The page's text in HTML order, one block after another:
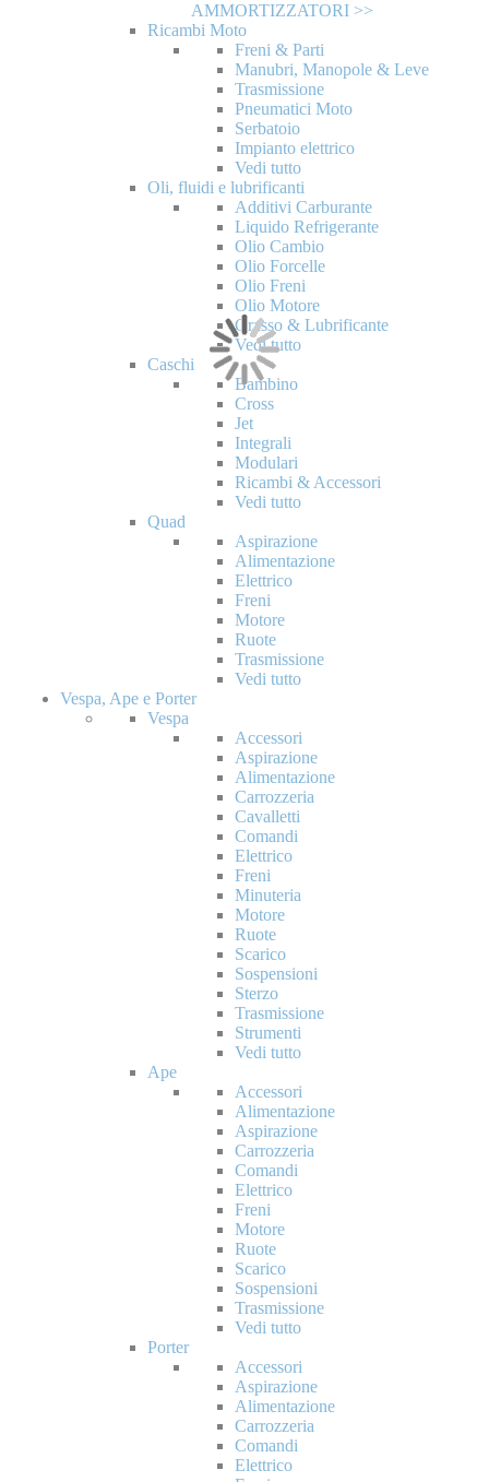
AMMORTIZZATORI >>
Ricambi Moto
Freni & Parti
Manubri, Manopole & Leve
Trasmissione
Pneumatici Moto
Serbatoio
Impianto elettrico
Vedi tutto
Oli, fluidi e lubrificanti
Additivi Carburante
Liquido Refrigerante
Olio Cambio
Olio Forcelle
Olio Freni
Olio Motore
Grasso & Lubrificante
Vedi tutto
Caschi
Bambino
Cross
Jet
Integrali
Modulari
Ricambi & Accessori
Vedi tutto
Quad
Aspirazione
Alimentazione
Elettrico
Freni
Motore
Ruote
Trasmissione
Vedi tutto
Vespa, Ape e Porter
Vespa
Accessori
Aspirazione
Alimentazione
Carrozzeria
Cavalletti
Comandi
Elettrico
Freni
Minuteria
Motore
Ruote
Scarico
Sospensioni
Sterzo
Trasmissione
Strumenti
Vedi tutto
Ape
Accessori
Alimentazione
Aspirazione
Carrozzeria
Comandi
Elettrico
Freni
Motore
Ruote
Scarico
Sospensioni
Trasmissione
Vedi tutto
Porter
Accessori
Aspirazione
Alimentazione
Carrozzeria
Comandi
Elettrico